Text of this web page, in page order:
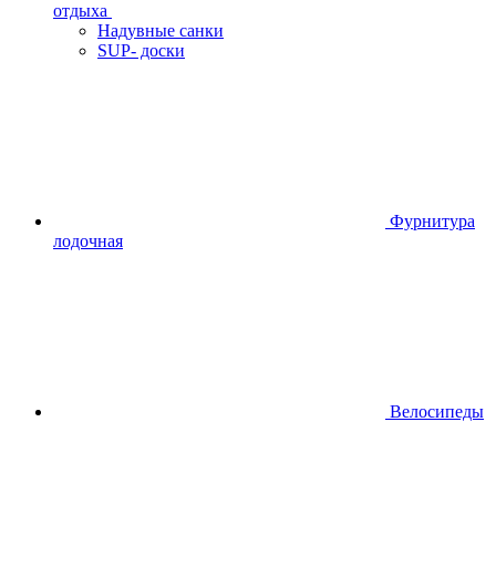
отдыха
Надувные санки
SUP- доски
Фурнитура
лодочная
Велосипеды